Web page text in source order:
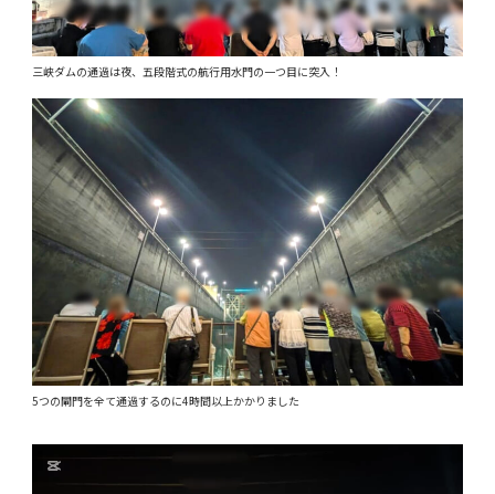
三峡ダムの通過は夜、五段階式の航行用水門の一つ目に突入！
5つの閘門を全て通過するのに4時間以上かかりました